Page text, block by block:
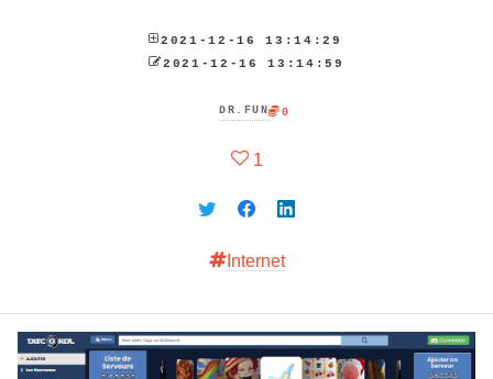
2021-12-16 13:14:29
2021-12-16 13:14:59
0
DR.FUN
1
Internet